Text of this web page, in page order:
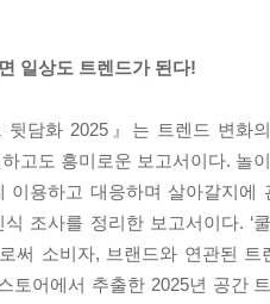
AI 행동 분석이 가능한 지능형
매장을 관리하는 것이다. 업
에」 중에서
시간 방송으로 진행되기 때문
려 소비자들에게 특별한 쇼핑
는 점이 흥미롭다.
」 중에서
일상도 트렌드가 된다!
뒷담화 2025』는 트렌드 변화
고도 흥미로운 보고서이다. 놀
이용하고 대응하며 살아갈지에
조사를 정리한 보고서이다. ‘
써 소비자, 브랜드와 연관된
토어에서 추출한 2025년 공간